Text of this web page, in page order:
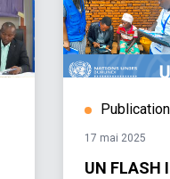
Publication
17 mai 2025
UN FLASH